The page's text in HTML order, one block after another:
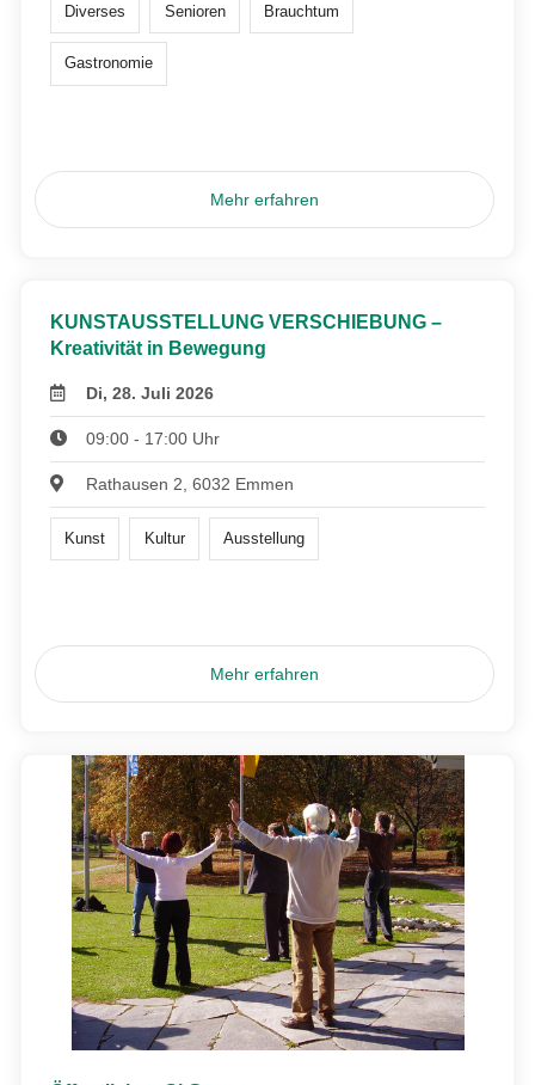
Diverses Senioren Brauchtum
Gastronomie
Mehr erfahren
KUNSTAUSSTELLUNG VERSCHIEBUNG –
Kreativität in Bewegung
Di, 28. Juli 2026
09:00 - 17:00 Uhr
Rathausen 2, 6032 Emmen
Kunst Kultur Ausstellung
Mehr erfahren